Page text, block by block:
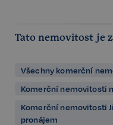
Tato nemovitost je
Všechny komerční
Komerční nemovitosti
Komerční nemovitosti
pronájem